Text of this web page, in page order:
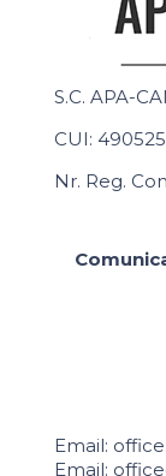
S.C. APA-
CUI:
Nr. Reg.
Email:
Email: